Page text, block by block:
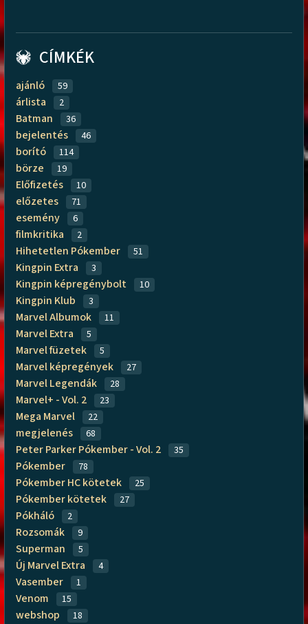
CÍMKÉK
ajánló 59
árlista 2
Batman 36
bejelentés 46
borító 114
börze 19
Előfizetés 10
előzetes 71
esemény 6
filmkritika 2
Hihetetlen Pókember 51
Kingpin Extra 3
Kingpin képregénybolt 10
Kingpin Klub 3
Marvel Albumok 11
Marvel Extra 5
Marvel füzetek 5
Marvel képregények 27
Marvel Legendák 28
Marvel+ - Vol. 2 23
Mega Marvel 22
megjelenés 68
Peter Parker Pókember - Vol. 2 35
Pókember 78
Pókember HC kötetek 25
Pókember kötetek 27
Pókháló 2
Rozsomák 9
Superman 5
Új Marvel Extra 4
Vasember 1
Venom 15
webshop 18